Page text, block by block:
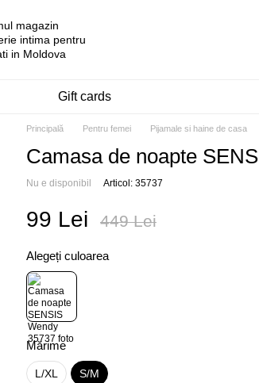
Gift cards
Principală Pentru femei Pijamale si haine de casa
Camasa de noapte
Nu e disponibil Articol: 35737
99 Lei 449 Lei
Alegeți culoarea
Mărime
L/XL S/M